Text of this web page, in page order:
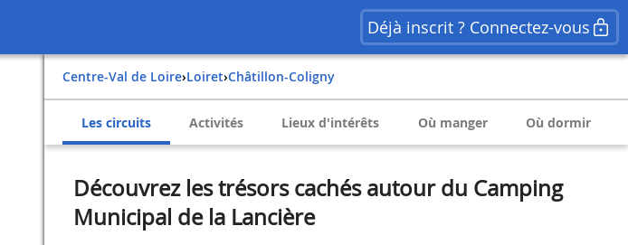
Déjà inscrit ? Connectez-vous
Centre-Val de Loire› Loiret› Châtillon-Coligny
Les circuits Activités Lieux d'intérêts Où manger Où dormir
Découvrez les trésors cachés autour du Camping
Municipal de la Lancière